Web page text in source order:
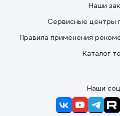
Наши
Сервисные центры
Правила применения
Каталог
Наши